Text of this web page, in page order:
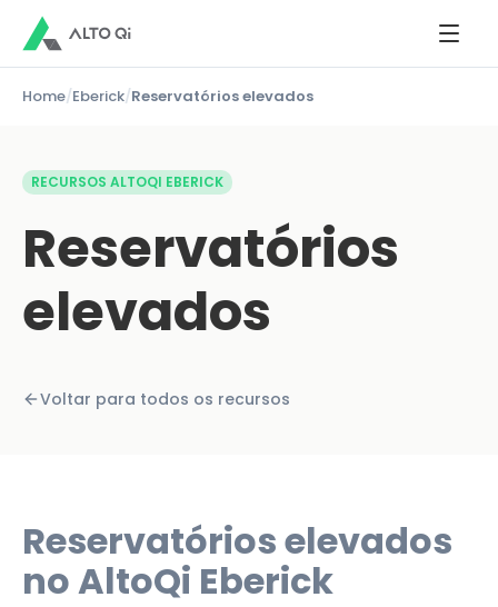
Home/Eberick/Reservatórios elevados
RECURSOS ALTOQI EBERICK
Reservatórios
elevados
Voltar para todos os recursos
Reservatórios elevados
no AltoQi Eberick